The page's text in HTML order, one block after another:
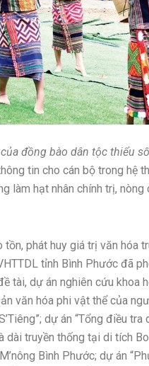
đồng bào dân tộc thiểu
tin cho cán bộ trong hệ
làm hạt nhân chính trị,
tồn, phát huy giá trị văn hóa
tỉnh Bình Phước đã
tài, dự án nghiên cứu khoa
văn hóa phi vật thể của
dự án “Tổng điều
dài truyền thống tại di tích
Bình Phước; dự án